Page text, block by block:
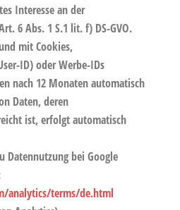
Interesse an der
6 Abs. 1 S.1 lit. f) DS-GVO.
mit Cookies,
ID) oder Werbe-IDs
nach 12 Monaten automatisch
Daten, deren
ist, erfolgt automatisch
Datennutzung bei Google
analytics/terms/de.html